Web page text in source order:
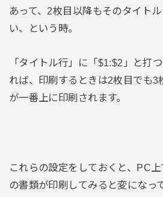
あって、2枚目以降もそのタイト
い、という時。
「タイトル行」に「$1:$2」と打
れば、印刷するときは2枚目でも3
が一番上に印刷されます。
これらの設定をしておくと、PC
の書類が印刷してみると変になっ